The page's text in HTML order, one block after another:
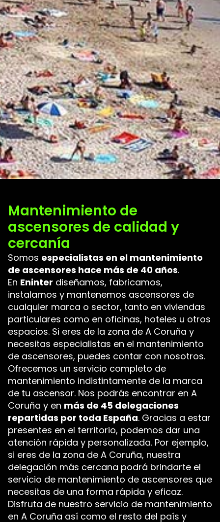
Mantenimiento de
ascensores de calidad y
cercanía
Somos especialistas en el mantenimiento
de ascensores hace más de 40 años.
En Eninter diseñamos, fabricamos,
instalamos y mantenemos ascensores de
cualquier marca o sector, tanto en viviendas
particulares como en oficinas, hoteles u otros
espacios. Si eres de la zona de A Coruña y
necesitas especialistas en el mantenimiento
de ascensores, puedes contar con nosotros.
Ofrecemos un servicio completo de
mantenimiento indistintamente de la marca
de tu ascensor. Nos podrás encontrar en A
Coruña y en más de 45 delegaciones
repartidas por toda España. Gracias a estar
presentes en el territorio, podemos dar una
atención rápida y personalizada. Por ejemplo,
si eres de la zona de A Coruña, nuestra
delegación más cercana podrá brindarte el
servicio de mantenimiento de ascensores que
necesitas de una forma rápida y eficaz.
Disfruta de nuestro servicio de mantenimiento
en A Coruña así como el resto del país y